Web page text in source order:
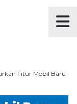
Fitur Mobil Baru